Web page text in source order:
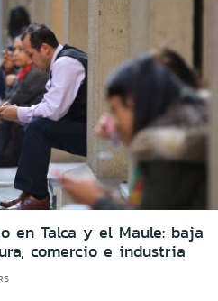
en Talca y el Maule: baja
comercio e industria